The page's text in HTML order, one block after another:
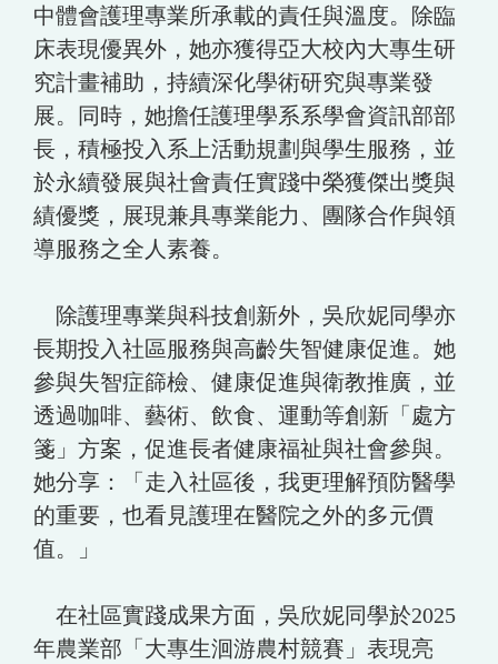
中體會護理專業所承載的責任與溫度。除臨
床表現優異外，她亦獲得亞大校內大專生研
究計畫補助，持續深化學術研究與專業發
展。同時，她擔任護理學系系學會資訊部部
長，積極投入系上活動規劃與學生服務，並
於永續發展與社會責任實踐中榮獲傑出獎與
績優獎，展現兼具專業能力、團隊合作與領
導服務之全人素養。
除護理專業與科技創新外，吳欣妮同學亦
長期投入社區服務與高齡失智健康促進。她
參與失智症篩檢、健康促進與衛教推廣，並
透過咖啡、藝術、飲食、運動等創新「處方
箋」方案，促進長者健康福祉與社會參與。
她分享：「走入社區後，我更理解預防醫學
的重要，也看見護理在醫院之外的多元價
值。」
在社區實踐成果方面，吳欣妮同學於2025
年農業部「大專生洄游農村競賽」表現亮